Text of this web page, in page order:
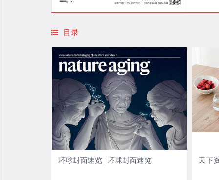
目录
环球封面速览 | 环球封面速览 天下